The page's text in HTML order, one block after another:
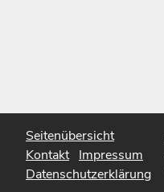
Seitenübersicht
Kontakt Impressum
Datenschutzerklärung